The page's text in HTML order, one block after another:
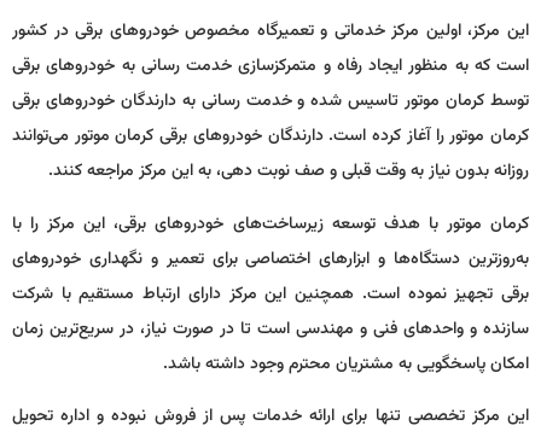
این مرکز، اولین مرکز خدماتی و تعمیرگاه مخصوص خودروهای برقی در کشور
است که به منظور ایجاد رفاه و متمرکزسازی خدمت رسانی به خودروهای برقی
توسط کرمان موتور تاسیس شده و خدمت رسانی به دارندگان خودروهای برقی
کرمان موتور را آغاز کرده است. دارندگان خودروهای برقی کرمان موتور می‌توانند
روزانه بدون نیاز به وقت قبلی و صف نوبت دهی، به این مرکز مراجعه کنند.
کرمان موتور با هدف توسعه زیرساخت‌های خودروهای برقی، این مرکز را با
به‌روزترین دستگاه‌ها و ابزارهای اختصاصی برای تعمیر و نگهداری خودروهای
برقی تجهیز نموده است. همچنین این مرکز دارای ارتباط مستقیم با شرکت
سازنده و واحدهای فنی و مهندسی است تا در صورت نیاز، در سریع‌ترین زمان
امکان پاسخگویی به مشتریان محترم وجود داشته باشد.
این مرکز تخصصی تنها برای ارائه خدمات پس از فروش نبوده و اداره تحویل